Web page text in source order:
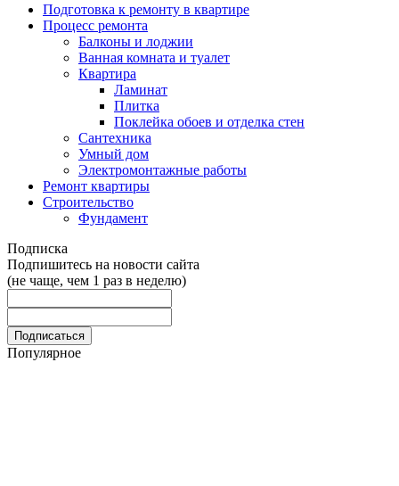
Подготовка к ремонту в квартире
Процесс ремонта
Балконы и лоджии
Ванная комната и туалет
Квартира
Ламинат
Плитка
Поклейка обоев и отделка стен
Сантехника
Умный дом
Электромонтажные работы
Ремонт квартиры
Строительство
Фундамент
Подписка
Подпишитесь на новости сайта
(не чаще, чем 1 раз в неделю)
Популярное